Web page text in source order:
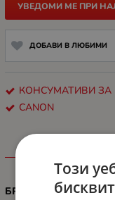
УВЕДОМИ МЕ ПРИ
ДОБАВИ В ЛЮБИМИ
КОНСУМАТИВИ ЗА
CANON
БРОЙ СТРАНИЦИ
Този